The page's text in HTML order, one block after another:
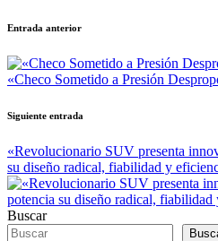
Navegación
de
entradas
Entrada anterior
«Checo Sometido a Presión
Siguiente entrada
«Revolucionario SUV presenta
su diseño radical, fiabilidad y
Buscar